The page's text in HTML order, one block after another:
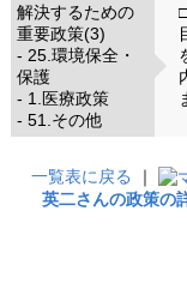
解決するための
重要政策(3)
- 25.環境保全・
保護
- 1.医療政策
- 51.その他
一覧表に戻る ｜
英二さんの政策の